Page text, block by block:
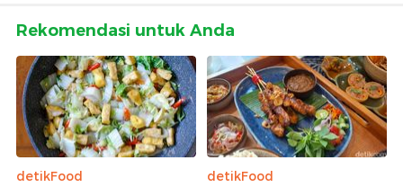
Rekomendasi untuk Anda
detikFood
detikFood